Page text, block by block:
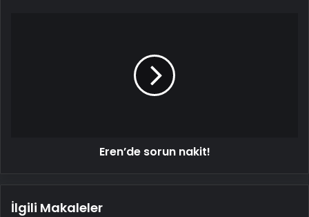
Eren’de sorun nakit!
İlgili Makaleler